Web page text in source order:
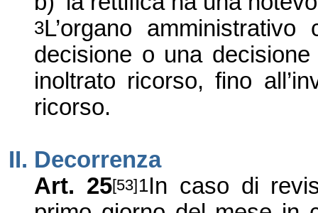
3L’organo
decisione o una
inoltrato ricorso, fino
ricorso.
II. Decorrenza
Art. 25[53]1In caso di